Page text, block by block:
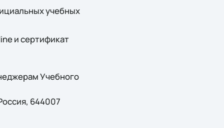
учебных
и сертификат
Учебного
644007